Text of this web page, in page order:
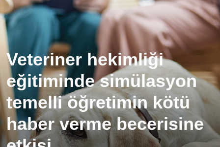
Veteriner hekimliği
eğitiminde simülasyon
temelli öğretimin kötü
haber verme becerisine